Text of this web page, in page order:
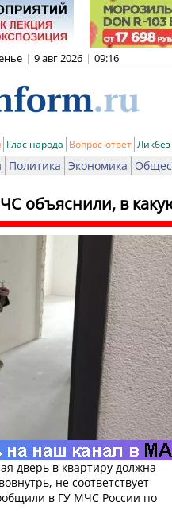
| 9 авг 2026 | 09:16
Глас народа Вопрос-ответ Ликбез
Политика Экономика
объяснили, в
дверь в квартиру должна
не соответствует
в ГУ МЧС России по